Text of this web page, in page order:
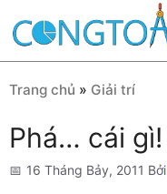
đến
Trang chủ » Giải trí
Phá… cái gì!
16 Tháng Bảy, 2011 Bởi